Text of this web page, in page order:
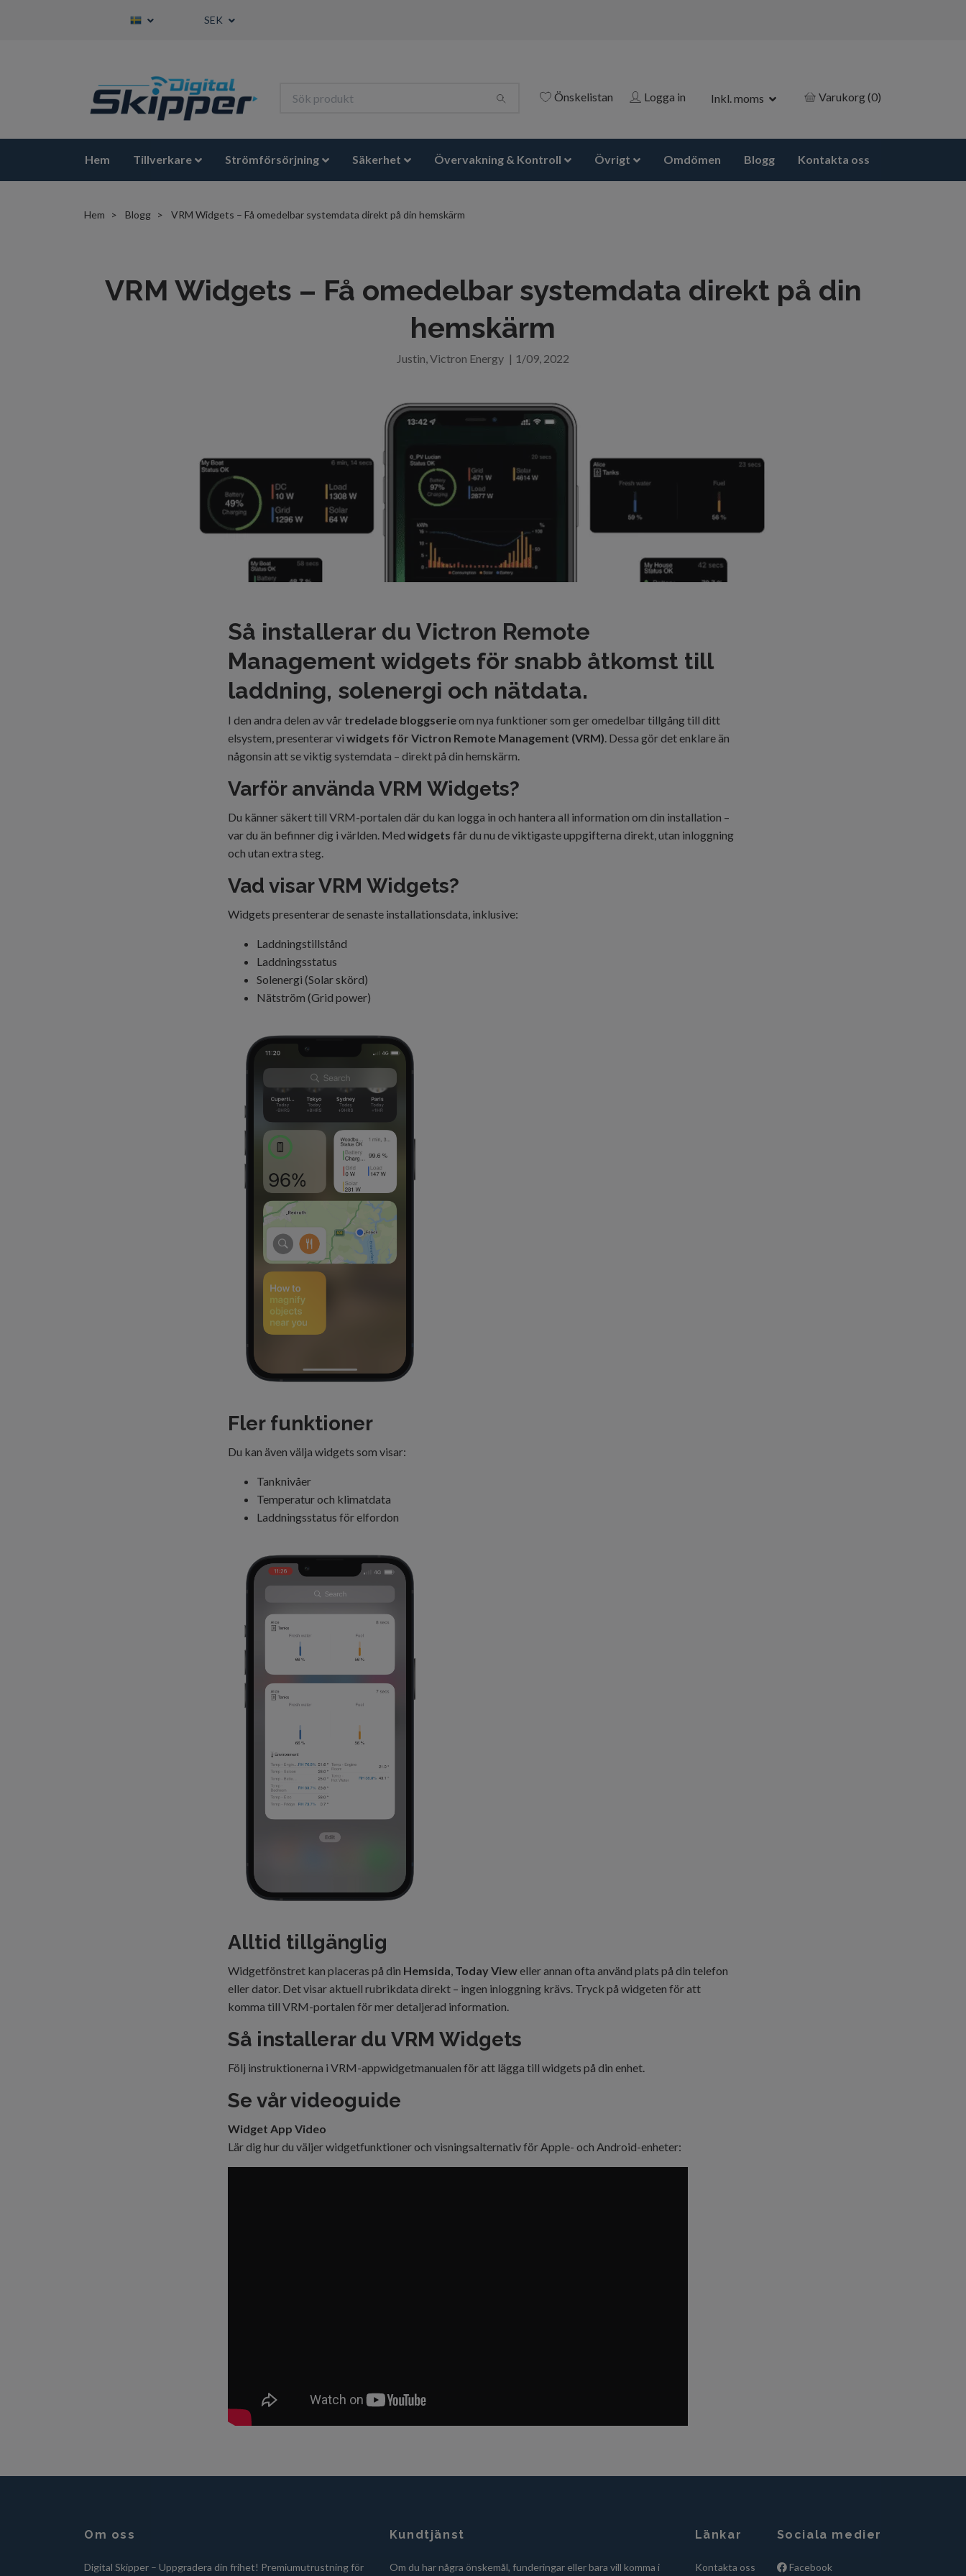
SEK
Önskelistan Logga in Inkl. moms Varukorg(0)
Hem Tillverkare Strömförsörjning Säkerhet Övervakning & Kontroll Övrigt Omdömen Blogg Kontakta oss
Hem Blogg VRM Widgets – Få omedelbar systemdata direkt på din hemskärm
VRM Widgets – Få omedelbar systemdata direkt på din
hemskärm
Justin, Victron Energy | 1/09, 2022
Så installerar du Victron Remote
Management widgets för snabb åtkomst till
laddning, solenergi och nätdata.
I den andra delen av vår tredelade bloggserieom nya funktioner som ger omedelbar tillgång till ditt
elsystem, presenterar vi widgets för Victron Remote Management (VRM). Dessa gör det enklare än
någonsin att se viktig systemdata – direkt på din hemskärm.
Varför använda VRM Widgets?
Du känner säkert till VRM-portalen där du kan logga in och hantera all information om din installation –
var du än befinner dig i världen. Med widgets får du nu de viktigaste uppgifterna direkt, utan inloggning
och utan extra steg.
Vad visar VRM Widgets?
Widgets presenterar de senaste installationsdata, inklusive:
Laddningstillstånd
Laddningsstatus
Solenergi (Solar skörd)
Nätström (Grid power)
Fler funktioner
Du kan även välja widgets som visar:
Tanknivåer
Temperatur och klimatdata
Laddningsstatus för elfordon
Alltid tillgänglig
Widgetfönstret kan placeras på din Hemsida Today Vieweller annan ofta använd plats på din telefon
eller dator. Det visar aktuell rubrikdata direkt – ingen inloggning krävs. Tryck på widgeten för att
komma till VRM-portalen för mer detaljerad information.
Så installerar du VRM Widgets
Följ instruktionerna i VRM-appwidgetmanualen för att lägga till widgets på din enhet.
Se vår videoguide
Widget App Video
Lär dig hur du väljer widgetfunktioner och visningsalternativ för Apple- och Android-enheter:
Om oss
Digital Skipper – Uppgradera din frihet! Premiumutrustning för
Kundtjänst
Om du har några önskemål, funderingar eller bara vill komma i
Länkar
Kontakta oss
Sociala medier
Facebook